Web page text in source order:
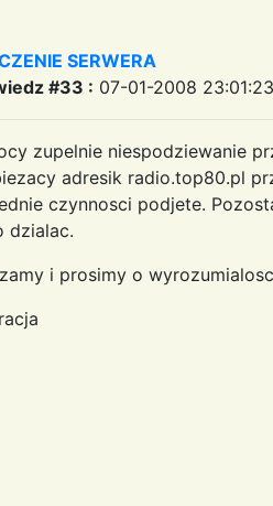
SERWERA
#33 : 07-01-2008
zupelnie niespodziewanie
adresik radio.top80.pl
czynnosci podjete.
dzialac.
i prosimy o